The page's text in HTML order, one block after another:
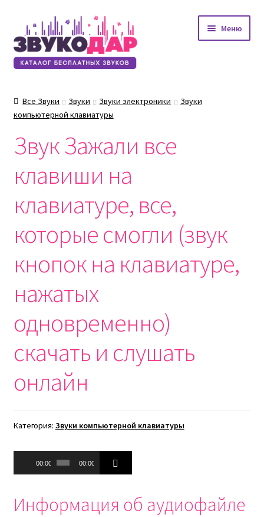
Перейти
к
навигации
Перейти
к
содержимому
Меню
Все Звуки Звуки Звуки электроники
Звуки
компьютерной клавиатуры
Звук Зажали все
клавиши на
клавиатуре, все,
которые смогли (звук
кнопок на клавиатуре,
нажатых
одновременно)
скачать и слушать
онлайн
Категория: Звуки компьютерной клавиатуры
Аудиоплеер
00:00 00:00
Информация об аудиофайле